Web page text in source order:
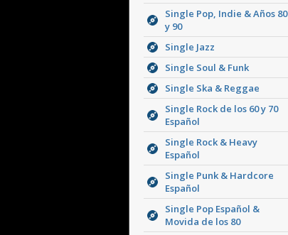
Single Pop, Indie & Años 80
y 90
Single Jazz
Single Soul & Funk
Single Ska & Reggae
Single Rock de los 60 y 70
Español
Single Rock & Heavy
Español
Single Punk & Hardcore
Español
Single Pop Español &
Movida de los 80